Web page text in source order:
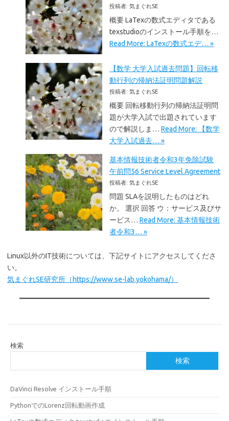
投稿者: 気まぐれSE
概要 LaTexの数式エディタである
texstudioのインストール手順を…
Read More: LaTexの数式エデ… »
【数学 大学入試過去問題】回転移
動行列の帰納法証明問題解説
投稿者: 気まぐれSE
概要 回転移動行列の帰納法証明問
題が大学入試で出題されています
ので解説しま… Read More: 【数学
大学入試過去… »
基本情報技術者令和3年免除試験
午前問56 Service Level Agreement
投稿者: 気まぐれSE
問題 SLAを説明したものはどれ
か。 選択 回答 ウ：サービス及びサ
ービス… Read More: 基本情報技術
者令和3… »
Linux以外のIT技術については、下記サイトにアクセスしてくださ
い。
気まぐれSE研究所（https://www.se-lab.yokohama/）
検索
検索
DaVinci Resolve インストール手順
PythonでのLorenz回転動画作成